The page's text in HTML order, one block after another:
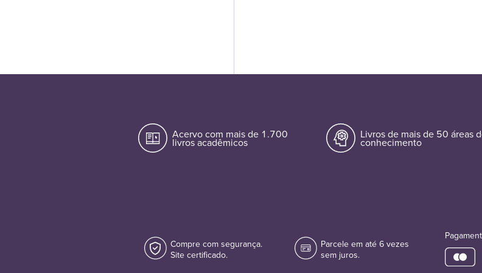
Acervo com mais de 1.700
livros acadêmicos
Livros de mais de 50 áreas
conhecimento
Compre com segurança.
Site certificado.
Parcele em até 6 vezes
sem juros.